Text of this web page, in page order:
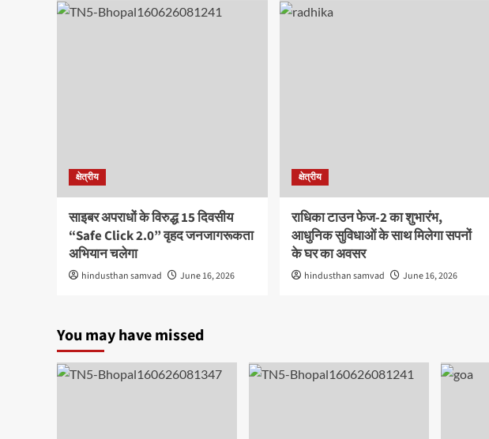
क्षेत्रीय
साइबर अपराधों के विरुद्ध 15 दिवसीय
“Safe Click 2.0” वृहद जनजागरूकता
अभियान चलेगा
hindusthan samvad June 16, 2026
क्षेत्रीय
राधिका टाउन फेज-2 का शुभारंभ,
आधुनिक सुविधाओं के साथ मिलेगा सपनों
के घर का अवसर
hindusthan samvad June 16, 2026
You may have missed